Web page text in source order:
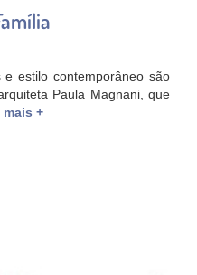
e estilo contemporâneo são
Paula Magnani, que
mais +